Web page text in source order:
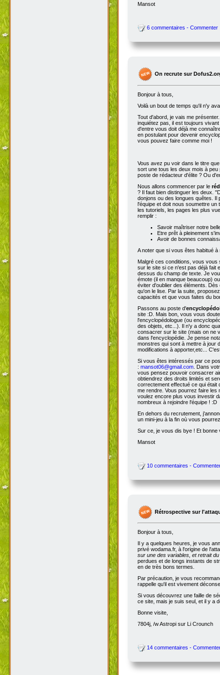
Mansot
6 commentaires - Commenter
On recrute sur
Bonjour à tous,
Voilà un bout de temps qu'il n'y
Tout d'abord, je vais me
inquiétez pas, il est toujours
d'entre vous doit déjà me
en postulant pour devenir
vous pouvez faire comme moi !
Vous avez pu voir dans le titre
sort une tous les deux mois à
poste de rédacteur d'élite ? Ou
Nous allons commencer par le
? Il faut bien distinguer les deux.
donjons ou des longues quêtes. Il
l'équipe et doit nous soumettre un
les tutoriels, les pages les plus
remplir :
Savoir maîtriser notre
Etre prêt à pleinement
Avoir de bonnes
A noter que si vous êtes habitué
Malgré ces conditions, vous
sur le site si ce n'est pas déjà fait
dessus du champ de texte. Je
émote (il en manque beaucoup)
éviter d'oublier des éléments.
qu'on le lise. Par la suite,
capacités et que vous faites du
Passons au poste d'
site :D. Mais bon, vous vous
l'encyclopédologue (ou
des objets, etc...). Il n'y a donc
consacrer sur le site (mais on ne
dans l'encyclopédie. Je pense
monstres qui sont à mettre à jour
modifications à apporter,etc...
Si vous êtes intéressés par ce
: mansot06@gmail.com . Dans
vous pensez pouvoir consacrer
obtiendrez des droits limités et
correctement effectué ce qui
me rendre. Vous pourrez faire les
voulez encore plus vous investir
nombreux à rejoindre l'équipe ! :D
En dehors du recrutement,
un mini-jeu à la fin où vous
Sur ce, je vous dis bye ! Et bonne
Mansot
10 commentaires -
Rétrospective sur
Bonjour à tous,
Il y a quelques heures, je vous
privé wodama.fr, à l'origine de
sur une des variables, et retrait
perdues et de longs instants de
en de très bons termes.
Par précaution, je vous
rappelle qu'il est vivement
Si vous découvrez une faille de
ce site, mais je suis seul, et il y a
Bonne visite,
7804j, /w Astropi sur Li Crounch
14 commentaires -